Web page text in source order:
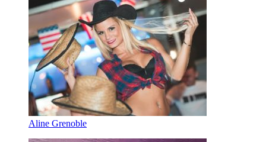
Aline Grenoble